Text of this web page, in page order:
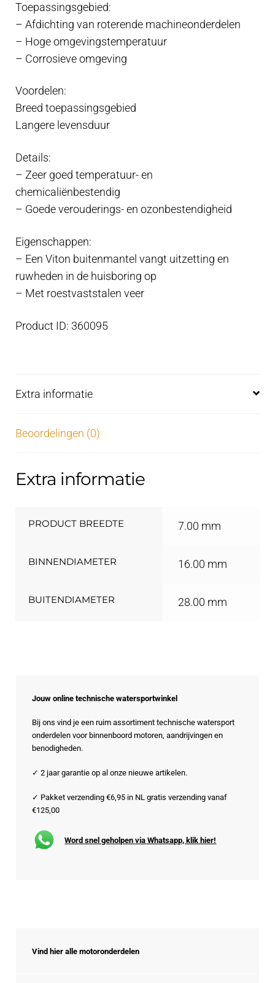
Toepassingsgebied:
– Afdichting van roterende machineonderdelen
– Hoge omgevingstemperatuur
– Corrosieve omgeving
Voordelen:
Breed toepassingsgebied
Langere levensduur
Details:
– Zeer goed temperatuur- en
chemicaliënbestendig
– Goede verouderings- en ozonbestendigheid
Eigenschappen:
– Een Viton buitenmantel vangt uitzetting en
ruwheden in de huisboring op
– Met roestvaststalen veer
Product ID: 360095
Extra informatie
Beoordelingen (0)
Extra informatie
PRODUCT BREEDTE 7.00 mm
BINNENDIAMETER 16.00 mm
BUITENDIAMETER 28.00 mm
Jouw online technische watersportwinkel
Bij ons vind je een ruim assortiment technische watersport
onderdelen voor binnenboord motoren, aandrijvingen en
benodigheden.
✓ 2 jaar garantie op al onze nieuwe artikelen.
✓ Pakket verzending €6,95 in NL gratis verzending vanaf
€125,00
Word snel geholpen via Whatsapp, klik hier!
Vind hier alle motoronderdelen